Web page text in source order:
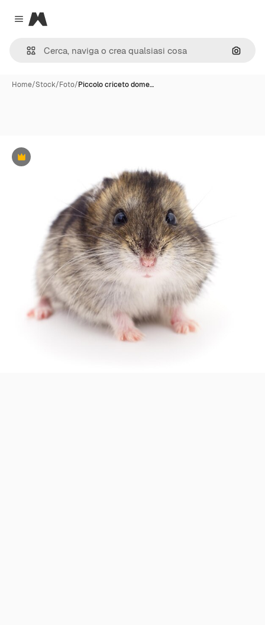
Close menu
Magnific
Cerca
Home/Stock/Foto/Piccolo criceto dome…
Premium